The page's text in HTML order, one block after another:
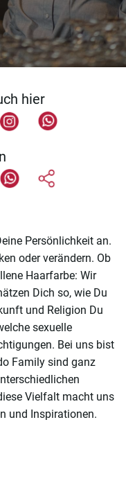
hier
Persönlichkeit an.
oder verändern. Ob
Haarfarbe: Wir
Dich so, wie Du
und Religion Du
sexuelle
Bei uns bist
Family sind ganz
Vielfalt macht uns
und Inspirationen.